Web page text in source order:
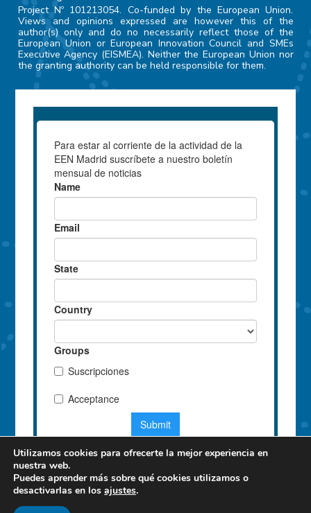
Project Nº 101213054. Co-funded by the European Union.
Views and opinions expressed are however this of the
author(s) only and do no necessarily reflect those of the
European Union or European Innovation Council and SMEs
Executive Agency (EISMEA). Neither the European Union nor
the granting authority can be held responsible for them.
Utilizamos cookies para ofrecerte la mejor experiencia en
nuestra web.
Puedes aprender más sobre qué cookies utilizamos o
desactivarlas en los ajustes.